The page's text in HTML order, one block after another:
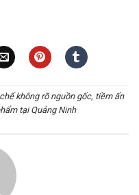
không rõ nguồn gốc, tiềm ẩn
tại Quảng Ninh